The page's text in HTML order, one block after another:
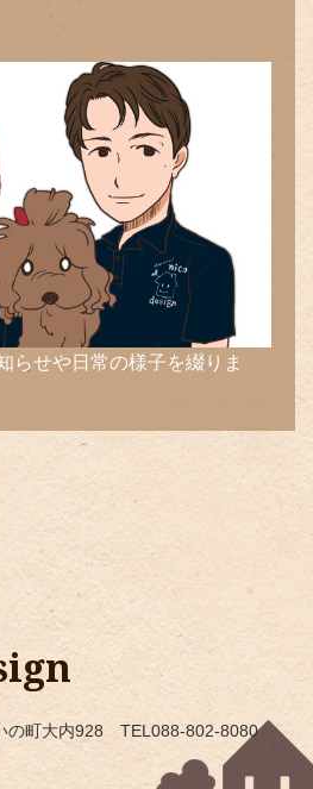
らせや日常の様子を綴りま
の町大内928 TEL088-802-8080